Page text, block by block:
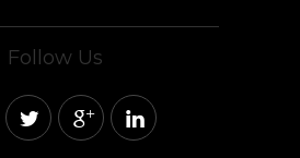
Follow Us